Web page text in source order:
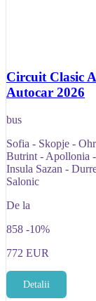
Circuit Clasic
Autocar 2026
bus
Sofia - Skopje -
Butrint - Apollonia
Insula Sazan -
Salonic
De la
858 -10%
772 EUR
Detalii